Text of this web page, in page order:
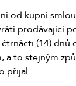
od kupní
prodávající
(14) dnů
a to stejným
přijal.